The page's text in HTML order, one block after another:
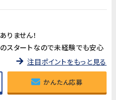
ません！
スタートなので未経験でも安心
注目ポイントをもっと見る
かんたん応募